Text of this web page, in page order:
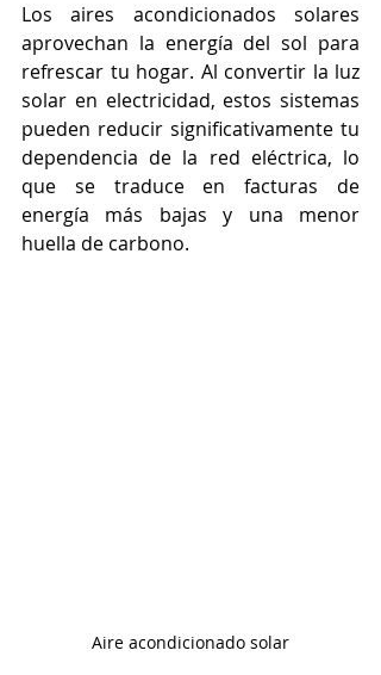
Los aires acondicionados solares
aprovechan la energía del sol para
refrescar tu hogar. Al convertir la luz
solar en electricidad, estos sistemas
pueden reducir significativamente tu
dependencia de la red eléctrica, lo
que se traduce en facturas de
energía más bajas y una menor
huella de carbono.
Aire acondicionado solar